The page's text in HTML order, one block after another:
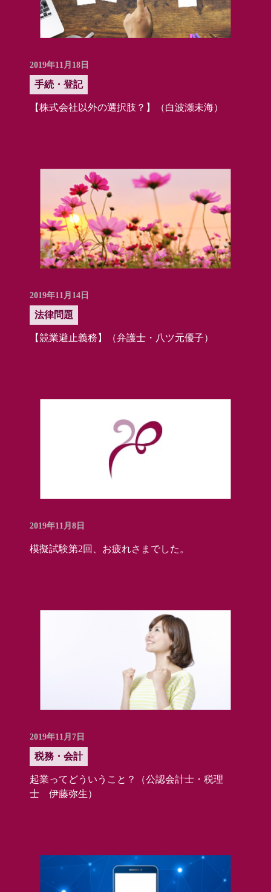
2019年11月18日
手続・登記
【株式会社以外の選択肢？】（白波瀬未海）
2019年11月14日
法律問題
【競業避止義務】（弁護士・八ツ元優子）
2019年11月8日
模擬試験第2回、お疲れさまでした。
2019年11月7日
税務・会計
起業ってどういうこと？（公認会計士・税理
士 伊藤弥生）